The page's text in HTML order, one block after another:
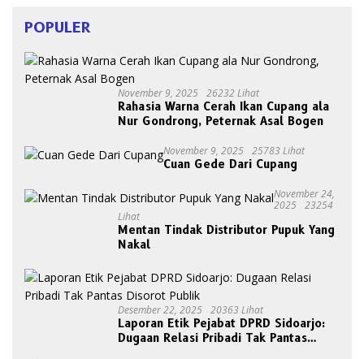
POPULER
November 9, 2025 26232 Lihat
Rahasia Warna Cerah Ikan Cupang ala
Nur Gondrong, Peternak Asal Bogen
November 9, 2025 25783 Lihat
Cuan Gede Dari Cupang
November 24,
2025 23254
Lihat
Mentan Tindak Distributor Pupuk Yang
Nakal
Desember 22, 2025 20363 Lihat
Laporan Etik Pejabat DPRD Sidoarjo:
Dugaan Relasi Pribadi Tak Pantas